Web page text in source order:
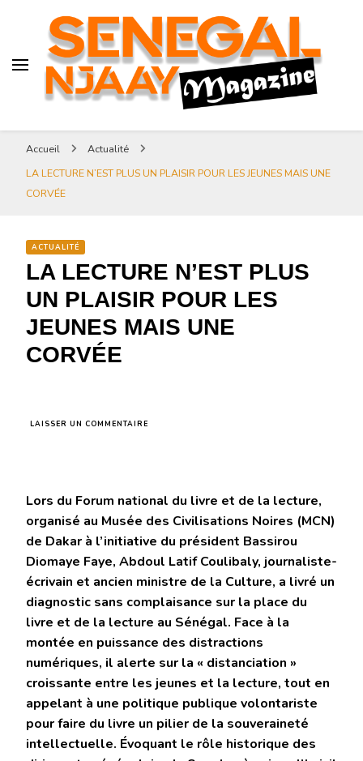
Senegal-njaay.com littérature
Africaine littérature sénégalaise
Art et Culture
Magazine Sénégal Njaay –
Senegal-njaay.com littérature
Africaine littérature
revue littéraire africaine
Accueil
Actualité
LA LECTURE N’EST PLUS UN PLAISIR POUR LES JEUNES MAIS UNE
CORVÉE
ACTUALITÉ
LA LECTURE N’EST PLUS
UN PLAISIR POUR LES
JEUNES MAIS UNE
CORVÉE
LAISSER UN COMMENTAIRE
PLAISIR
LES
JEUNES
UNE
CORVÉE
Lors du Forum national du livre et de la lecture,
organisé au Musée des Civilisations Noires (MCN)
de Dakar à l’initiative du président Bassirou
Diomaye Faye, Abdoul Latif Coulibaly, journaliste-
écrivain et ancien ministre de la Culture, a livré un
diagnostic sans complaisance sur la place du
livre et de la lecture au Sénégal. Face à la
montée en puissance des distractions
numériques, il alerte sur la « distanciation »
croissante entre les jeunes et la lecture, tout en
appelant à une politique publique volontariste
pour faire du livre un pilier de la souveraineté
intellectuelle. Évoquant le rôle historique des